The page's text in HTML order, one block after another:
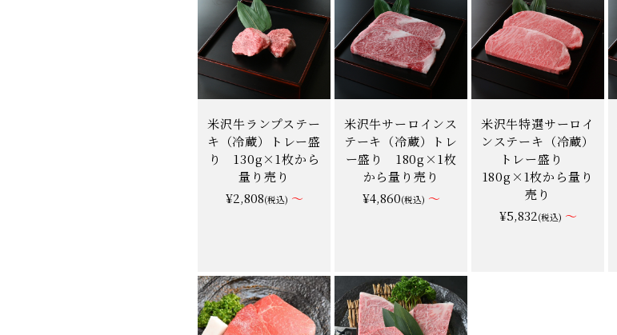
米沢牛ランプステー
キ（冷蔵）トレー盛
り 130g×1枚から
量り売り
¥2,808(税込) ～
米沢牛サーロインス
テーキ（冷蔵）トレ
ー盛り 180g×1枚
から量り売り
¥4,860(税込) ～
米沢牛特選サーロイ
ンステーキ（冷蔵）
トレー盛り
180g×1枚から量り
売り
¥5,832 (税込) ～